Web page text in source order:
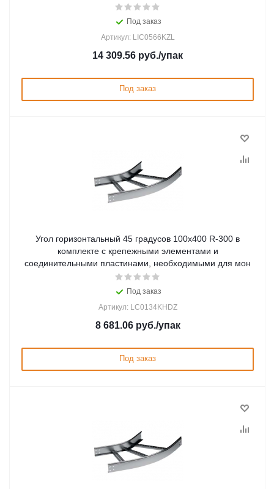
Под заказ
Артикул: LIC0566KZL
14 309.56 руб./упак
Под заказ
Угол горизонтальный 45 градусов 100x400 R-300 в
комплекте с крепежными элементами и
соединительными пластинами, необходимыми для мон
Под заказ
Артикул: LC0134KHDZ
8 681.06руб./упак
Под заказ